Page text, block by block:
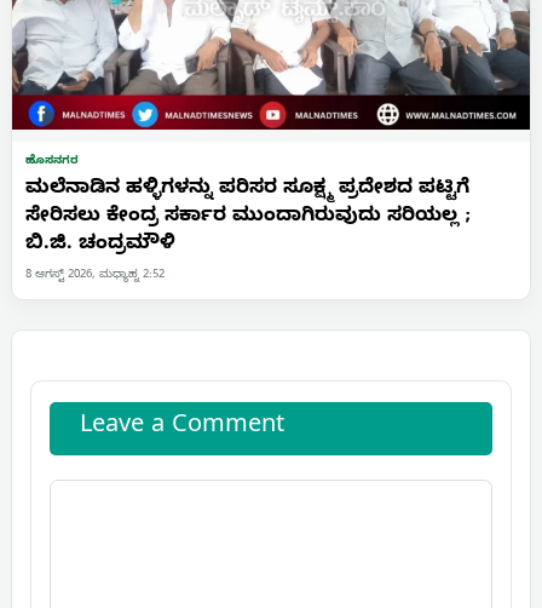
ಹೊಸನಗರ
ಮಲೆನಾಡಿನ ಹಳ್ಳಿಗಳನ್ನು ಪರಿಸರ ಸೂಕ್ಷ್ಮ ಪ್ರದೇಶದ ಪಟ್ಟಿಗೆ
ಸೇರಿಸಲು ಕೇಂದ್ರ ಸರ್ಕಾರ ಮುಂದಾಗಿರುವುದು ಸರಿಯಲ್ಲ ;
ಬಿ.ಜಿ. ಚಂದ್ರಮೌಳಿ
8 ಆಗಸ್ಟ್ 2026, ಮಧ್ಯಾಹ್ನ 2:52
Leave a Comment
Comment